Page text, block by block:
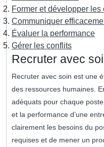
Former et développer les
Communiquer
Évaluer la performance
Gérer les conflits
Recruter avec
Recruter avec soin est une
des ressources humaines.
adéquats pour chaque
et la performance d’une
clairement les besoins du
requises et de mener un